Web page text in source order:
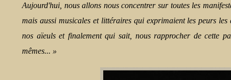
Aujourd'hui, nous allons nous concentrer sur toutes les
mais aussi musicales et littéraires qui exprimaient les peurs les
nos aïeuls et finalement qui sait, nous rapprocher de cette
mêmes... »